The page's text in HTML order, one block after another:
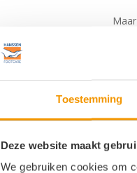
Toestemming
Deze website maakt
We gebruiken cookies om
3D-